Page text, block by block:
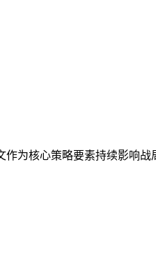
为核心策略要素持续影响